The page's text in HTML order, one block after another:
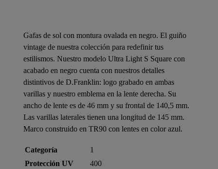
Gafas de sol con montura ovalada en negro. El guiño
vintage de nuestra colección para redefinir tus
estilismos. Nuestro modelo Ultra Light S Square con
acabado en negro cuenta con nuestros detalles
distintivos de D.Franklin: logo grabado en ambas
varillas y nuestro emblema en la lente derecha. Su
ancho de lente es de 46 mm y su frontal de 140,5 mm.
Las varillas laterales tienen una longitud de 145 mm.
Marco construido en TR90 con lentes en color azul.
Categoría
1
Protección UV
400